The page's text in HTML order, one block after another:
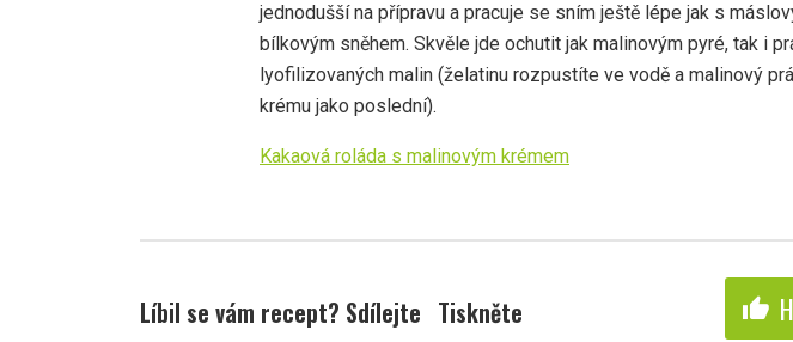
jednodušší na přípravu a pracuje se sním ještě lépe jak s
bílkovým sněhem. Skvěle jde ochutit jak malinovým pyré, tak i
lyofilizovaných malin (želatinu rozpustíte ve vodě a malinový
krému jako poslední).
Kakaová roláda s malinovým krémem
Líbil se vám recept? Sdílejte Tiskněte thumb_up